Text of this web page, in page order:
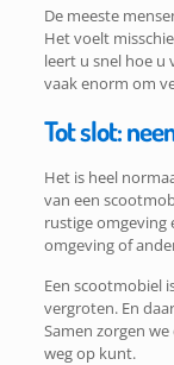
De meeste
Het voelt
leert u snel hoe
vaak enorm om
Tot slot:
Het is heel
van een
rustige omgeving
omgeving of
Een scootmobiel
vergroten. En
Samen zorgen
weg op kunt.